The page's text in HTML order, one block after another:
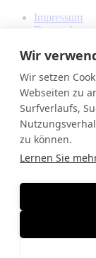
Impressum
Datenschutz
Sonstiges
Sponsorings
Sponsorings
MF-Megafire
A-6858
info@megafire.at
Feuerwerk
Wir
Wir setzen
Webseiten zu
Surfverlaufs,
zu können.
Lernen Sie